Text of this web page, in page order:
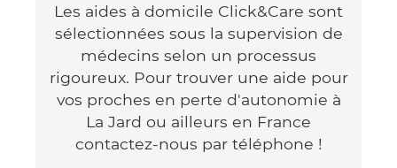
Les aides à domicile Click&Care sont
sélectionnées sous la supervision de
médecins selon un processus
rigoureux. Pour trouver une aide pour
vos proches en perte d'autonomie à
La Jard ou ailleurs en France
contactez-nous par téléphone !